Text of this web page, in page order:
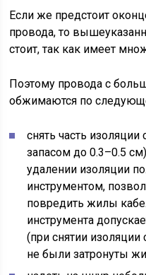
Если же предстоит
провода, то
стоит, так как имеет
Поэтому провода с
обжимаются по
снять часть
запасом до 0.3–0.5
удалении изоляции
инструментом,
повредить жилы
инструмента
(при снятии изоляции
не были затронуты